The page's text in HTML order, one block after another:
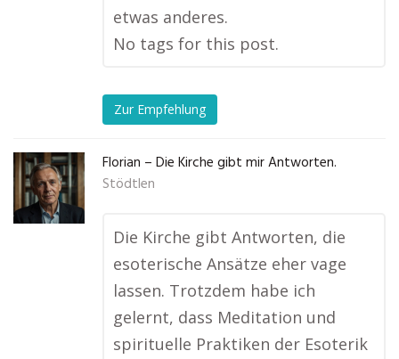
etwas anderes.
No tags for this post.
Zur Empfehlung
Florian – Die Kirche gibt mir Antworten.
Stödtlen
Die Kirche gibt Antworten, die
esoterische Ansätze eher vage
lassen. Trotzdem habe ich
gelernt, dass Meditation und
spirituelle Praktiken der Esoterik